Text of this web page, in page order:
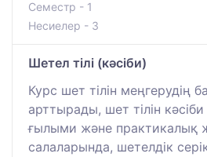
Семестр - 1
Несиелер - 3
Шетел тілі (кәсіби)
Курс шет тілін меңгерудің
арттырады, шет тілін
ғылыми және практикалық
салаларында, шетелдік